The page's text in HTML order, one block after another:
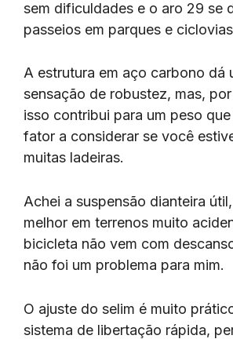
sem dificuldades e o aro 29 se
passeios em parques e
A estrutura em aço carbono dá
sensação de robustez, mas,
isso contribui para um peso
fator a considerar se você
muitas ladeiras.
Achei a suspensão dianteira
melhor em terrenos muito
bicicleta não vem com
não foi um problema para mim.
O ajuste do selim é muito
sistema de libertação rápida,